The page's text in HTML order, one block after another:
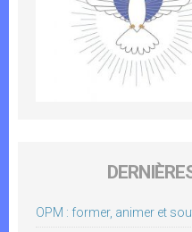
OPM : former, animer et